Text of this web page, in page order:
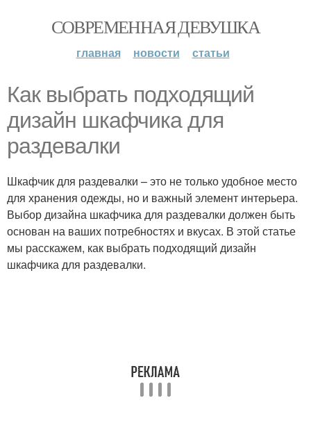
СОВРЕМЕННАЯ ДЕВУШКА
главная новости статьи
Как выбрать подходящий
дизайн шкафчика для
раздевалки
Шкафчик для раздевалки – это не только удобное место
для хранения одежды, но и важный элемент интерьера.
Выбор дизайна шкафчика для раздевалки должен быть
основан на ваших потребностях и вкусах. В этой статье
мы расскажем, как выбрать подходящий дизайн
шкафчика для раздевалки.